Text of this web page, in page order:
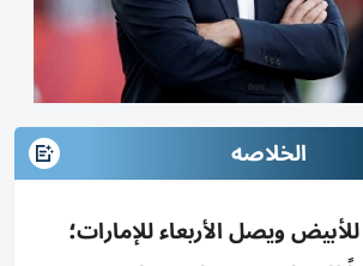
الخلاصه
للأبيض ويصل الأربعاء للإمارات؛